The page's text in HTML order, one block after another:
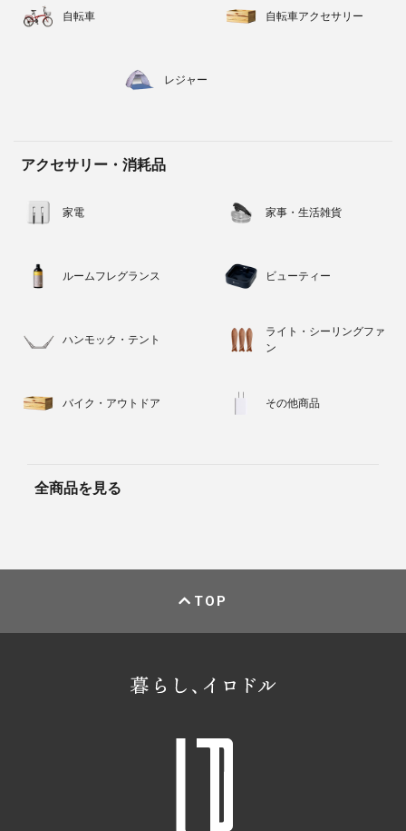
自転車 自転車アクセサリー
レジャー
アクセサリー・消耗品
家電 家事・生活雑貨
ルームフレグランス ビューティー
ハンモック・テント
ライト・シーリングファ
ン
バイク・アウトドア その他商品
全商品を見る
TOP